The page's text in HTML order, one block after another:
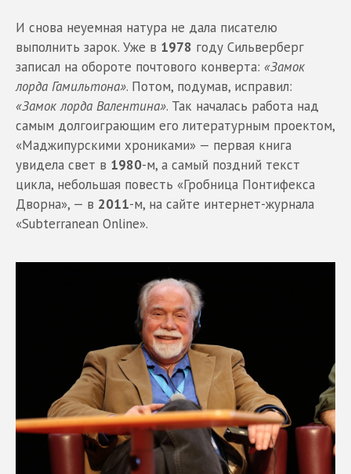
И снова неуемная натура не дала писателю
выполнить зарок. Уже в 1978 году Сильверберг
записал на обороте почтового конверта: «Замок
лорда Гамильтона». Потом, подумав, исправил:
«Замок лорда Валентина». Так началась работа над
самым долгоиграющим его литературным проектом,
«Маджипурскими хрониками» — первая книга
увидела свет в 1980-м, а самый поздний текст
цикла, небольшая повесть «Гробница Понтифекса
Дворна», — в 2011-м, на сайте интернет-журнала
«Subterranean Online».